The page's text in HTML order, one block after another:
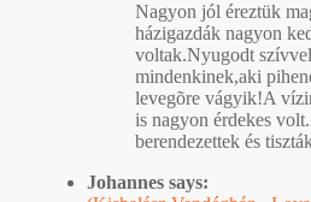
Nagyon jól éreztük
házigazdák nagyon
voltak.Nyugodt
mindenkinek,aki
levegõre vágyik!A
is nagyon érdekes
berendezettek és
Johannes says: